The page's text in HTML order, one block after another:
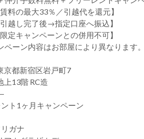
料の最大33％／引越代を還元】
越し完了後→指定口座へ振込】
定キャンペーンとの併用不可】
ペーン内容はお部屋により異なります
都新宿区岩戸町7
13階 RC造
ト1ヶ月キャンペーン
ガナ